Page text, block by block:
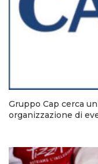
Gruppo Cap cerca
organizzazione di